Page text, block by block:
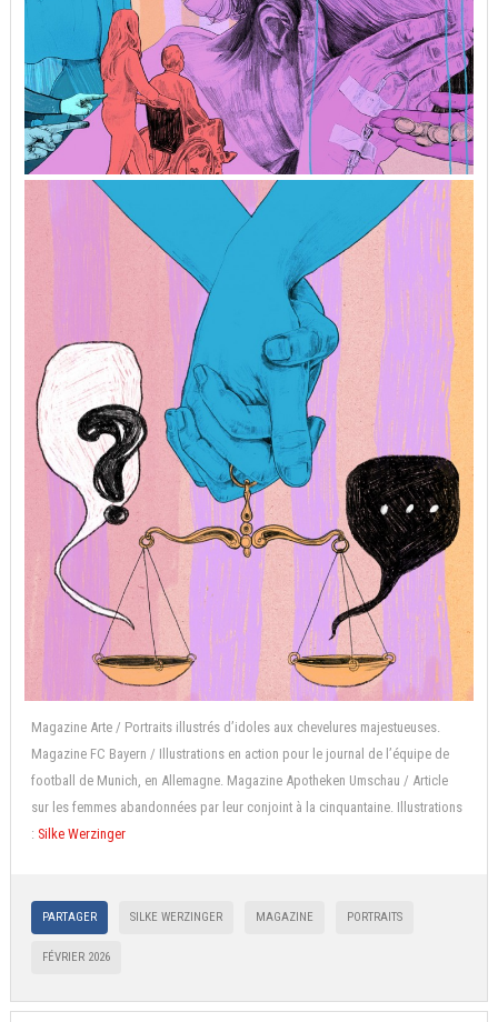
Magazine Arte / Portraits illustrés d’idoles aux chevelures majestueuses.
Magazine FC Bayern / Illustrations en action pour le journal de l’équipe de
football de Munich, en Allemagne. Magazine Apotheken Umschau / Article
sur les femmes abandonnées par leur conjoint à la cinquantaine. Illustrations
: Silke Werzinger
PARTAGER SILKE WERZINGER MAGAZINE PORTRAITS
FÉVRIER 2026